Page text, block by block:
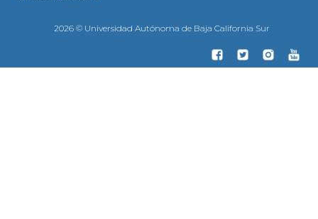
2026 © Universidad Autónoma de Baja California Sur